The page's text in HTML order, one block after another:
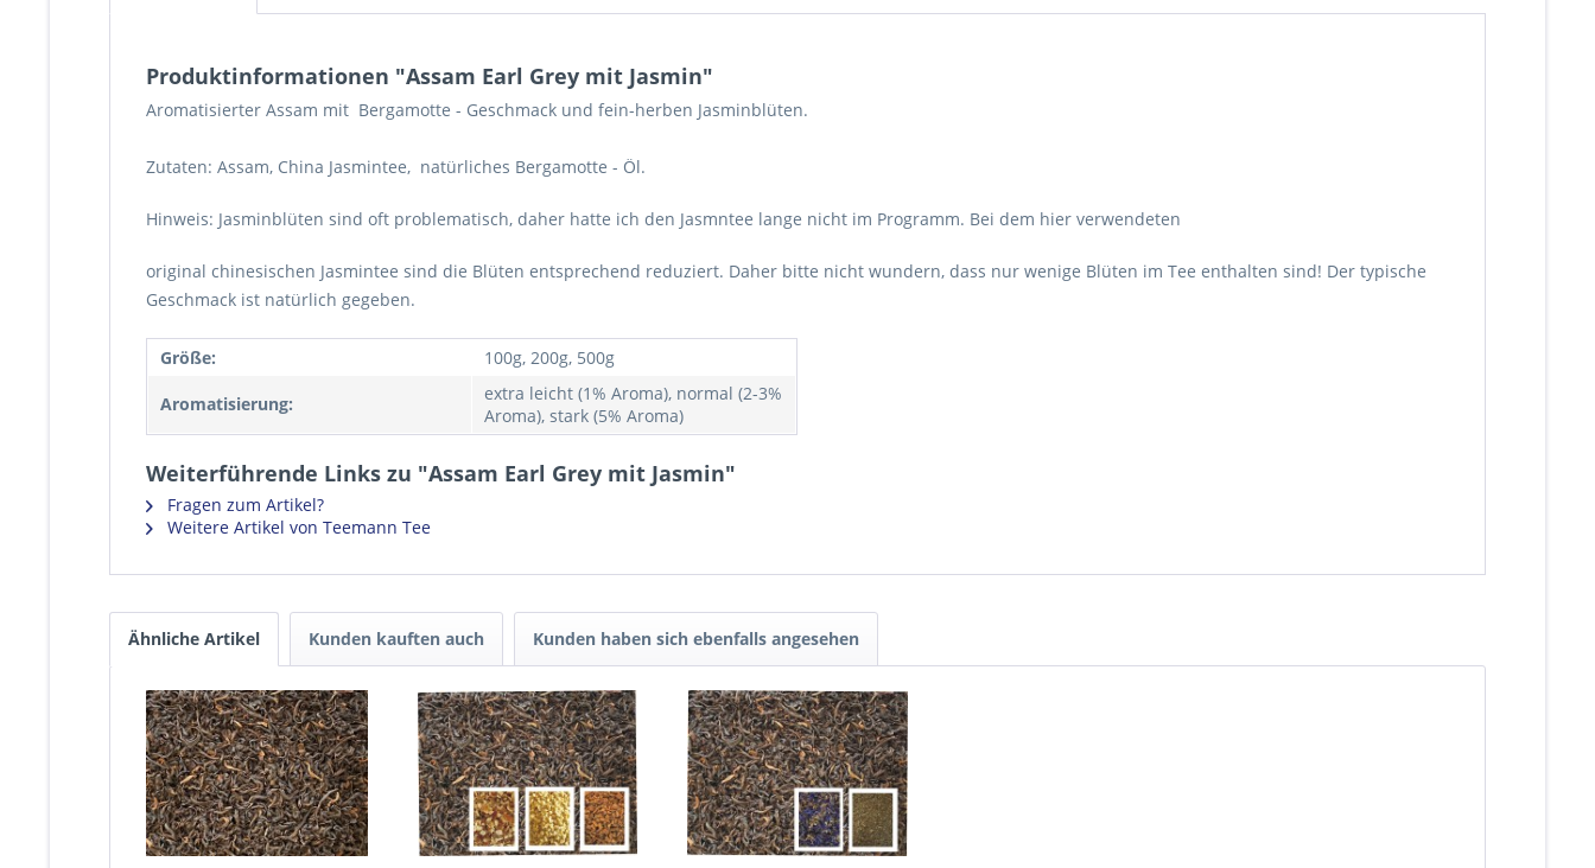
Produktinformationen "Assam Earl Grey mit Jasmin"
Aromatisierter Assam mit Bergamotte - Geschmack und fein-herben Jasminblüten.
Zutaten: Assam, China Jasmintee, natürliches Bergamotte - Öl.
Hinweis: Jasminblüten sind oft problematisch, daher hatte ich den Jasmntee lange nicht im Programm. Bei dem hier verwendeten
original chinesischen Jasmintee sind die Blüten entsprechend reduziert. Daher bitte nicht wundern, dass nur wenige Blüten im Tee enthalten sind! Der typische
Geschmack ist natürlich gegeben.
Größe: 100g, 200g, 500g
Aromatisierung:
extra leicht (1% Aroma), normal (2-3%
Aroma), stark (5% Aroma)
Weiterführende Links zu "Assam Earl Grey mit Jasmin"
Fragen zum Artikel?
Weitere Artikel von Teemann Tee
Ähnliche Artikel Kunden kauften auch Kunden haben sich ebenfalls angesehen